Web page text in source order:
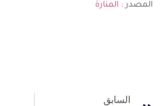
المصدر : المنارة
السابق